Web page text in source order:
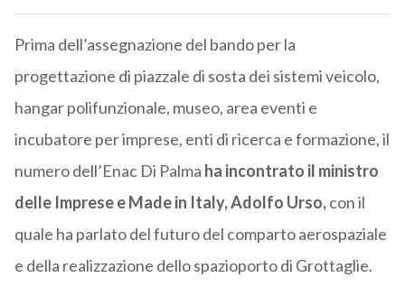
Prima dell’assegnazione del bando per la
progettazione di piazzale di sosta dei sistemi veicolo,
hangar polifunzionale, museo, area eventi e
incubatore per imprese, enti di ricerca e formazione, il
numero dell’Enac Di Palma ha incontrato il ministro
delle Imprese e Made in Italy, Adolfo Urso,con il
quale ha parlato del futuro del comparto aerospaziale
e della realizzazione dello spazioporto di Grottaglie.